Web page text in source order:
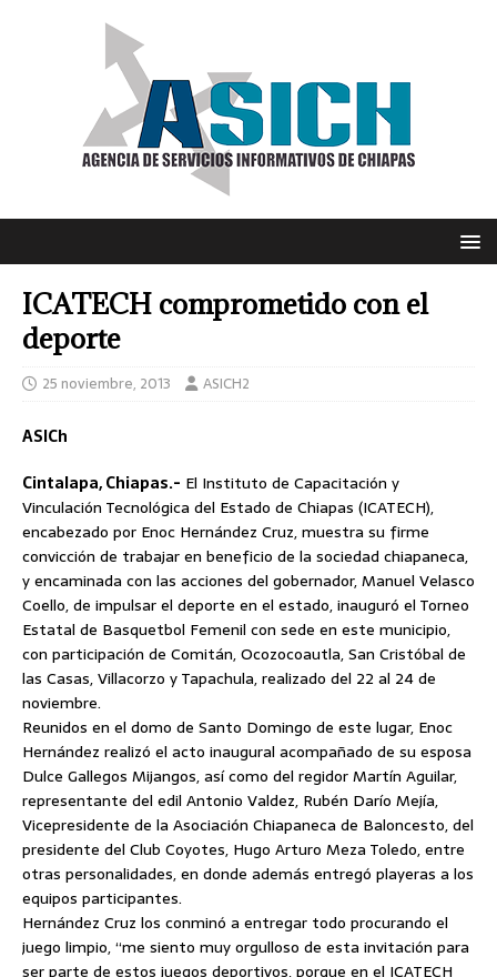
ICATECH comprometido con el
deporte
25 noviembre, 2013 ASICH2
ASICh
Cintalapa, Chiapas.- El Instituto de Capacitación y
Vinculación Tecnológica del Estado de Chiapas (ICATECH),
encabezado por Enoc Hernández Cruz, muestra su firme
convicción de trabajar en beneficio de la sociedad chiapaneca,
y encaminada con las acciones del gobernador, Manuel Velasco
Coello, de impulsar el deporte en el estado, inauguró el Torneo
Estatal de Basquetbol Femenil con sede en este municipio,
con participación de Comitán, Ocozocoautla, San Cristóbal de
las Casas, Villacorzo y Tapachula, realizado del 22 al 24 de
noviembre.
Reunidos en el domo de Santo Domingo de este lugar, Enoc
Hernández realizó el acto inaugural acompañado de su esposa
Dulce Gallegos Mijangos, así como del regidor Martín Aguilar,
representante del edil Antonio Valdez, Rubén Darío Mejía,
Vicepresidente de la Asociación Chiapaneca de Baloncesto, del
presidente del Club Coyotes, Hugo Arturo Meza Toledo, entre
otras personalidades, en donde además entregó playeras a los
equipos participantes.
Hernández Cruz los conminó a entregar todo procurando el
juego limpio, “me siento muy orgulloso de esta invitación para
ser parte de estos juegos deportivos, porque en el ICATECH